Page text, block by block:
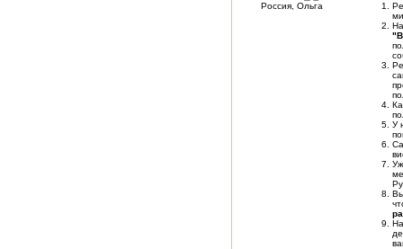
Россия, Ольга
У